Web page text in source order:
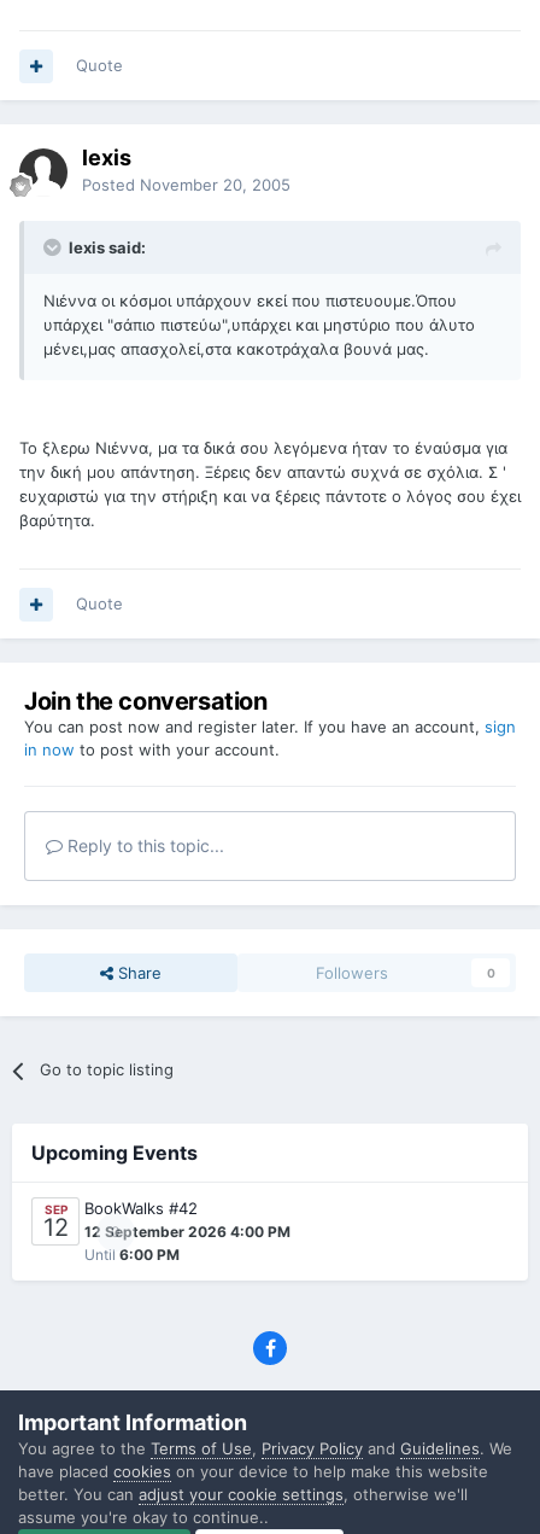
Quote
lexis
Posted November 20, 2005
lexis said:
Νιέννα οι κόσμοι υπάρχουν εκεί που πιστευουμε.Όπου
υπάρχει "σάπιο πιστεύω",υπάρχει και μηστύριο που άλυτο
μένει,μας απασχολεί,στα κακοτράχαλα βουνά μας.
Το ξλερω Νιέννα, μα τα δικά σου λεγόμενα ήταν το έναύσμα για
την δική μου απάντηση. Ξέρεις δεν απαντώ συχνά σε σχόλια. Σ '
ευχαριστώ για την στήριξη και να ξέρεις πάντοτε ο λόγος σου έχει
βαρύτητα.
Quote
Join the conversation
You can post now and register later. If you have an account, sign
in now to post with your account.
Reply to this topic...
Share Followers 0
Go to topic listing
Upcoming Events
SEP
12 0
BookWalks #42
12 September 2026 4:00 PM
Until 6:00 PM
(C) SFF.gr, All rights reserved
Powered by Invision Community
Important Information
You agree to the Terms of Use, Privacy Policy and Guidelines. We
have placed cookies on your device to help make this website
better. You can adjust your cookie settings, otherwise we'll
assume you're okay to continue..